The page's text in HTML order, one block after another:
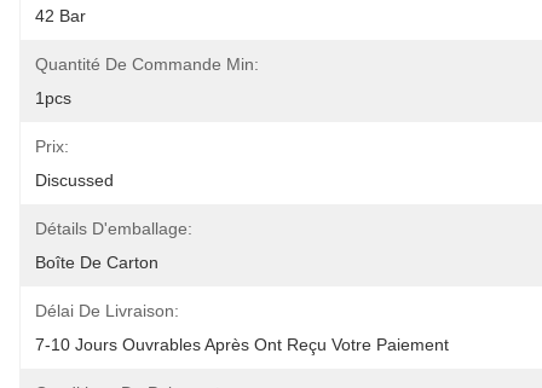
42 Bar
Quantité De Commande Min:
1pcs
Prix:
Discussed
Détails D'emballage:
Boîte De Carton
Délai De Livraison:
7-10 Jours Ouvrables Après Ont Reçu Votre Paiement